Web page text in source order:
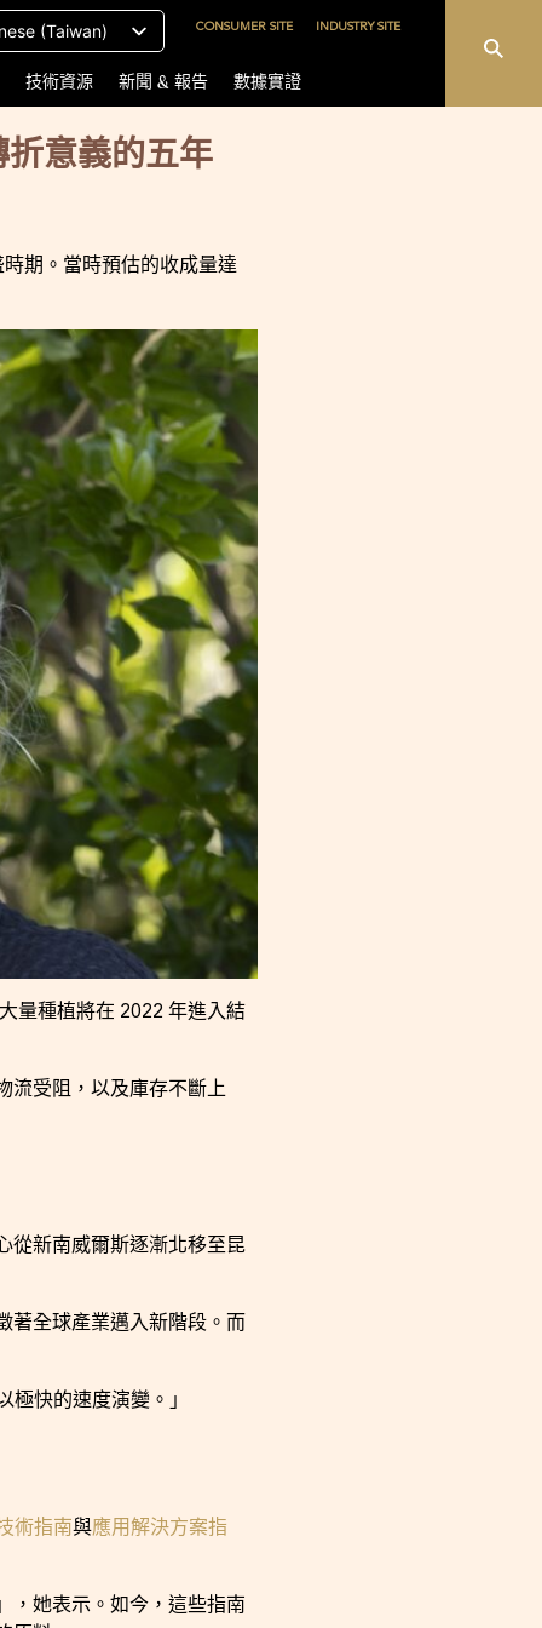
(Taiwan) CONSUMER SITE INDUSTRY SITE
技術資源 新聞 & 報告 數據實證
意義的五年
期。當時預估的收成量達
量種植將在 2022 年進入結
流受阻，以及庫存不斷上
從新南威爾斯逐漸北移至昆
著全球產業邁入新階段。而
快的速度演變。」
術指南與應用解決方案指
，她表示。如今，這些指南